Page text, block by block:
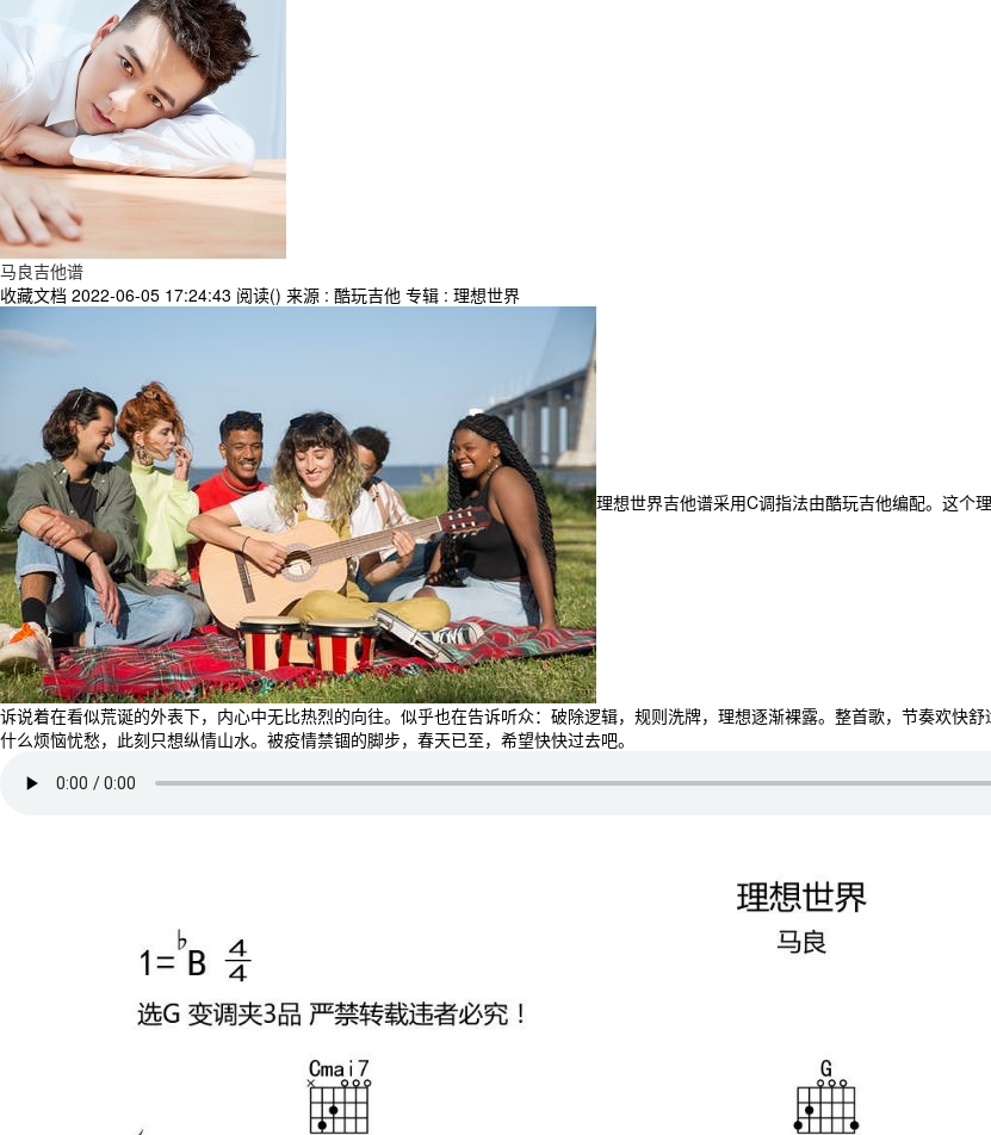
马良吉他谱
收藏文档 2022-06-05 17:24:43 阅读() 来源 : 酷玩吉他 专辑 : 理想世界
理想世界吉他谱采用C调指法由酷玩吉他编配。这个
诉说着在看似荒诞的外表下，内心中无比热烈的向往。似乎也在告诉听众：破除逻辑，规则洗牌，理想逐渐裸露。整首歌，节奏欢快
什么烦恼忧愁，此刻只想纵情山水。被疫情禁锢的脚步，春天已至，希望快快过去吧。